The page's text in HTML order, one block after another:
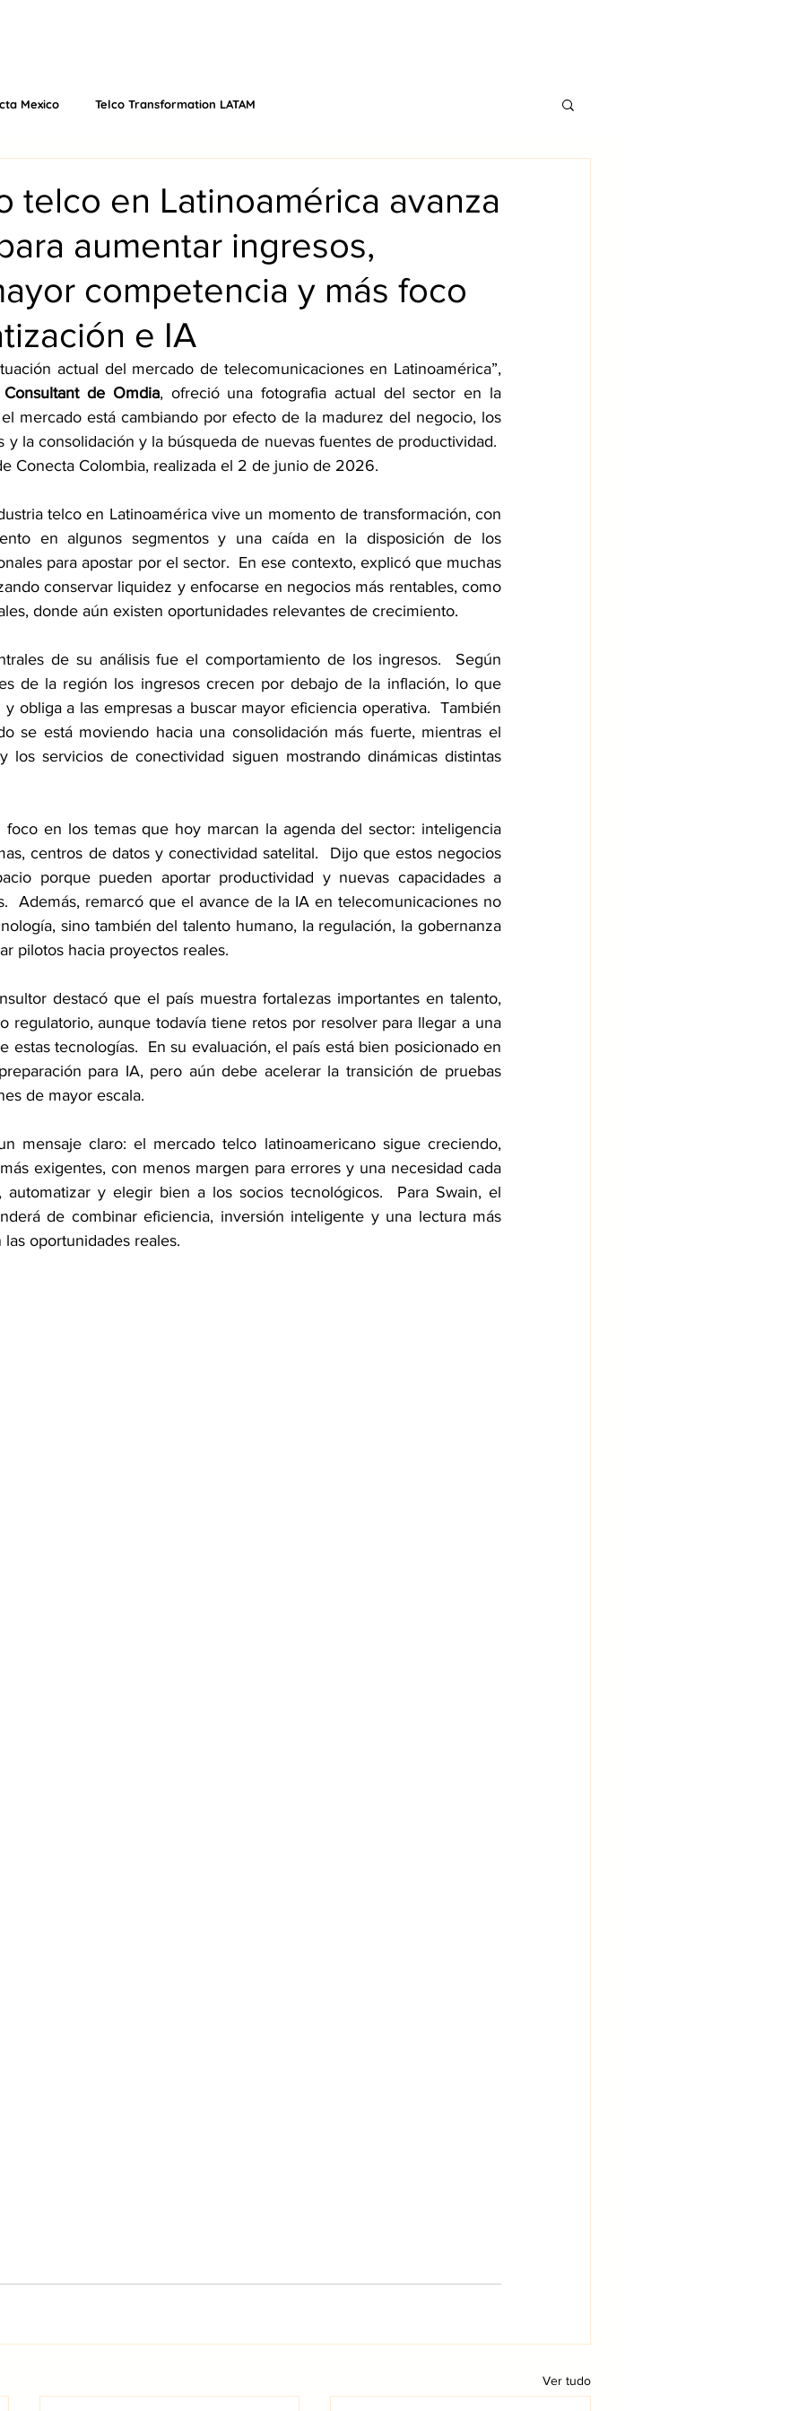
Mexico Telco Transformation LATAM
telco en Latinoamérica avanza
aumentar ingresos,
competencia y más foco
e IA
de Omdia, ofreció una fotografia actual del sector en la
mercado está cambiando por efecto de la madurez del negocio, los
y la consolidación y la búsqueda de nuevas fuentes de productividad.
Conecta Colombia, realizada el 2 de junio de 2026.
telco en Latinoamérica vive un momento de transformación, con
en algunos segmentos y una caída en la disposición de los
para apostar por el sector.  En ese contexto, explicó que muchas
conservar liquidez y enfocarse en negocios más rentables, como
donde aún existen oportunidades relevantes de crecimiento.
de su análisis fue el comportamiento de los ingresos.  Según
de la región los ingresos crecen por debajo de la inflación, lo que
obliga a las empresas a buscar mayor eficiencia operativa.  También
se está moviendo hacia una consolidación más fuerte, mientras el
los servicios de conectividad siguen mostrando dinámicas distintas
foco en los temas que hoy marcan la agenda del sector: inteligencia
centros de datos y conectividad satelital.  Dijo que estos negocios
porque pueden aportar productividad y nuevas capacidades a
Además, remarcó que el avance de la IA en telecomunicaciones no
sino también del talento humano, la regulación, la gobernanza
pilotos hacia proyectos reales.
destacó que el país muestra fortalezas importantes en talento,
regulatorio, aunque todavía tiene retos por resolver para llegar a una
estas tecnologías.  En su evaluación, el país está bien posicionado en
para IA, pero aún debe acelerar la transición de pruebas
de mayor escala.
mensaje claro: el mercado telco latinoamericano sigue creciendo,
exigentes, con menos margen para errores y una necesidad cada
y elegir bien a los socios tecnológicos.  Para Swain, el
de combinar eficiencia, inversión inteligente y una lectura más
oportunidades reales.
Ver tudo